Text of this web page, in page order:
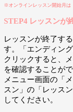
※オンラインレッスン開始月は
STEP4 レッスンが
レッスンが終了す
す。「エンディン
クリックすると、
を確認することが
メニュー画面の「
スン」の「レッス
してください。